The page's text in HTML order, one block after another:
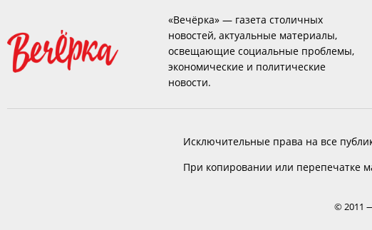
«Вечёрка» — газета столичных
новостей, актуальные материалы,
освещающие социальные проблемы,
экономические и политические
новости.
Исключительные права на все
При копировании или перепечатке
© 2011